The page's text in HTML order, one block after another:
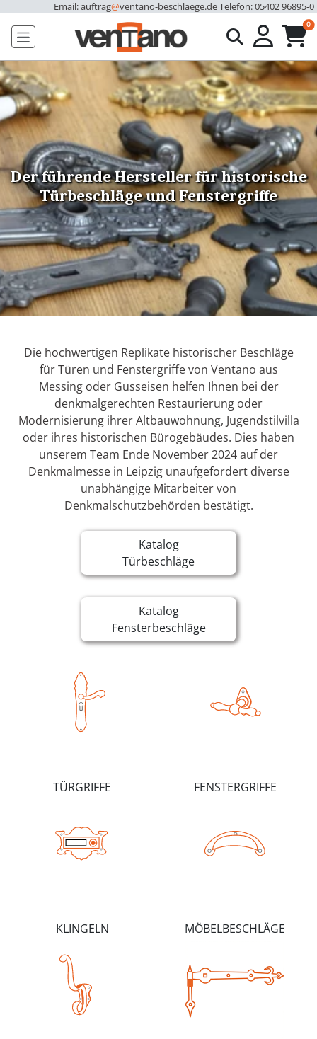
Email: auftrag@ventano-beschlaege.deTelefon: 05402 96895-0
0
Der führende Hersteller für historische
Türbeschläge und Fenstergriffe
Die hochwertigen Replikate historischer Beschläge
für Türen und Fenstergriffe von Ventano aus
Messing oder Gusseisen helfen Ihnen bei der
denkmalgerechten Restaurierung oder
Modernisierung ihrer Altbauwohnung, Jugendstilvilla
oder ihres historischen Bürogebäudes. Dies haben
unserem Team Ende November 2024 auf der
Denkmalmesse in Leipzig unaufgefordert diverse
unabhängige Mitarbeiter von
Denkmalschutzbehörden bestätigt.
Katalog
Türbeschläge
Katalog
Fensterbeschläge
TÜRGRIFFE FENSTERGRIFFE
KLINGELN MÖBELBESCHLÄGE